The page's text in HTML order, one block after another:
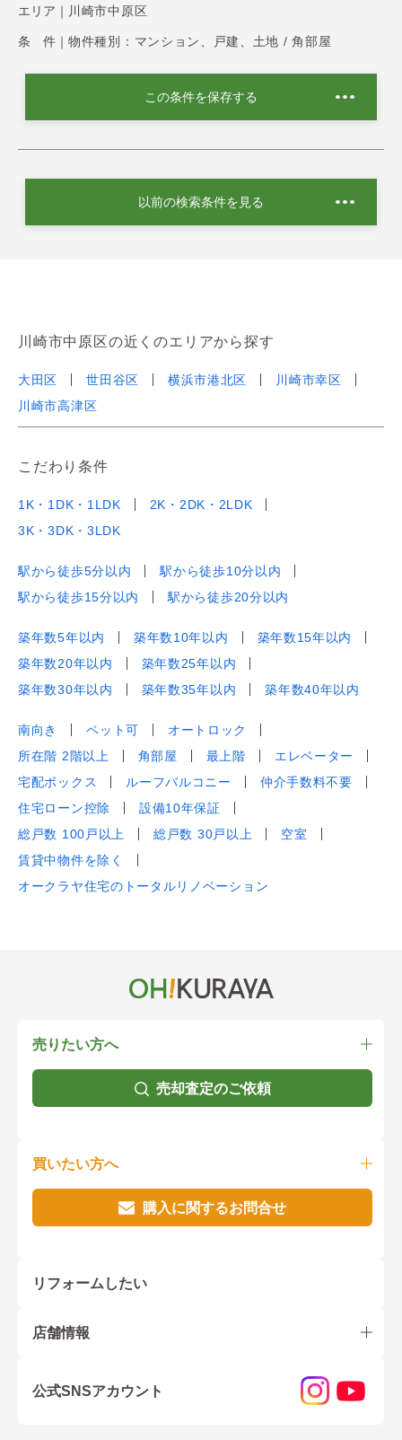
エリア｜ 川崎市中原区
条 件｜ 物件種別：マンション、戸建、土地 / 角部屋
この条件を保存する
以前の検索条件を見る
川崎市中原区の近くのエリアから探す
大田区 世田谷区 横浜市港北区
川崎市幸区
川崎市高津区
こだわり条件
1K・1DK・1LDK
2K・2DK・2LDK
3K・3DK・3LDK
駅から徒歩5分以内
駅から徒歩10分以内
駅から徒歩15分以内
駅から徒歩20分以内
築年数5年以内 築年数10年以内
築年数15年以内
築年数20年以内
築年数25年以内
築年数30年以内
築年数35年以内 築年数40年以内
南向き ペット可
オートロック
所在階 2階以上
角部屋 最上階
エレベーター
宅配ボックス
ルーフバルコニー
仲介手数料不要
住宅ローン控除
設備10年保証
総戸数 100戸以上
総戸数 30戸以上
空室
賃貸中物件を除く
オークラヤ住宅のトータルリノベーション
売りたい方へ
売却査定のご依頼
買いたい方へ
購入に関するお問合せ
リフォームしたい
店舗情報
公式SNSアカウント